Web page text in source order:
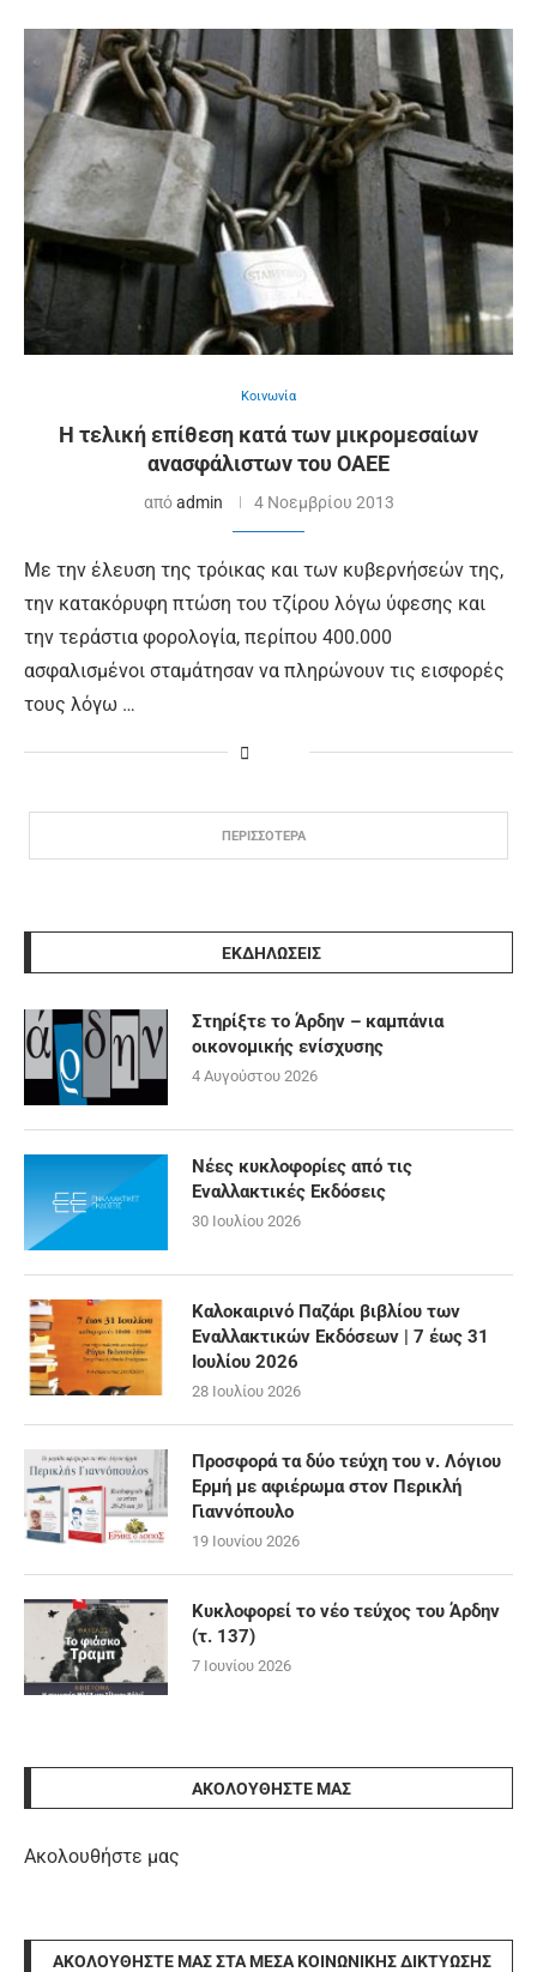
Κοινωνία
Η τελική επίθεση κατά των μικρομεσαίων
ανασφάλιστων του ΟΑΕΕ
απόadmin 4 Νοεμβρίου 2013
Με την έλευση της τρόικας και των κυβερνήσεών της,
την κατακόρυφη πτώση του τζίρου λόγω ύφεσης και
την τεράστια φορολογία, περίπου 400.000
ασφαλισμένοι σταμάτησαν να πληρώνουν τις εισφορές
τους λόγω …
ΠΕΡΙΣΣΟΤΕΡΑ
ΕΚΔΗΛΩΣΕΙΣ
Στηρίξτε το Άρδην – καμπάνια
οικονομικής ενίσχυσης
4 Αυγούστου 2026
Νέες κυκλοφορίες από τις
Εναλλακτικές Εκδόσεις
30 Ιουλίου 2026
Καλοκαιρινό Παζάρι βιβλίου των
Εναλλακτικών Εκδόσεων | 7 έως 31
Ιουλίου 2026
28 Ιουλίου 2026
Προσφορά τα δύο τεύχη του ν. Λόγιου
Ερμή με αφιέρωμα στον Περικλή
Γιαννόπουλο
19 Ιουνίου 2026
Κυκλοφορεί το νέο τεύχος του Άρδην
(τ. 137)
7 Ιουνίου 2026
ΑΚΟΛΟΥΘΉΣΤΕ ΜΑΣ
Ακολουθήστε μας
ΑΚΟΛΟΥΘΉΣΤΕ ΜΑΣ ΣΤΑ ΜΈΣΑ ΚΟΙΝΩΝΙΚΉΣ ΔΙΚΤΎΩΣΗΣ